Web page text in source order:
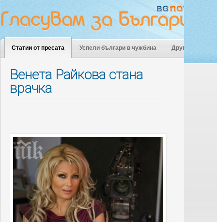
Статии от пресата Успели българи в чужбина Други
Венета Райкова стана
врачка